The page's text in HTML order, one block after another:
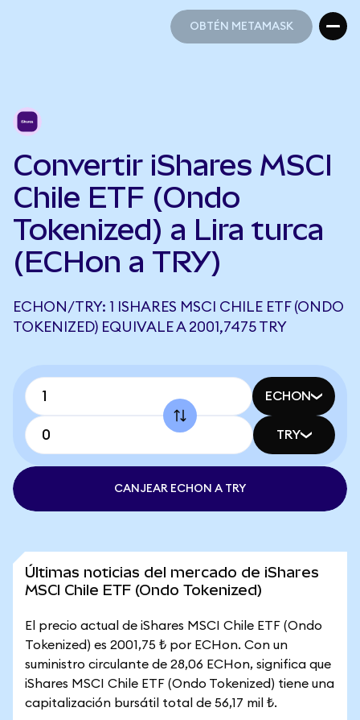
OBTÉN METAMASK
Convertir iShares MSCI
Chile ETF (Ondo
Tokenized) a Lira turca
(ECHon a TRY)
ECHON/TRY: 1 ISHARES MSCI CHILE ETF (ONDO
TOKENIZED) EQUIVALE A 2001,7475 TRY
ECHON
TRY
CANJEAR ECHON A TRY
Últimas noticias del mercado de iShares
MSCI Chile ETF (Ondo Tokenized)
El precio actual de iShares MSCI Chile ETF (Ondo
Tokenized) es 2001,75 ₺ por ECHon. Con un
suministro circulante de 28,06 ECHon, significa que
iShares MSCI Chile ETF (Ondo Tokenized) tiene una
capitalización bursátil total de 56,17 mil ₺.